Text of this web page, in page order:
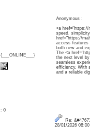
{___ONLINE___}
Anonymous :
<a href="https://
speed,
href="https://
access features
both new and
The <a
the next level
seamless
efficiency. With
and a reliable
: 0
Re:
28/01/2026